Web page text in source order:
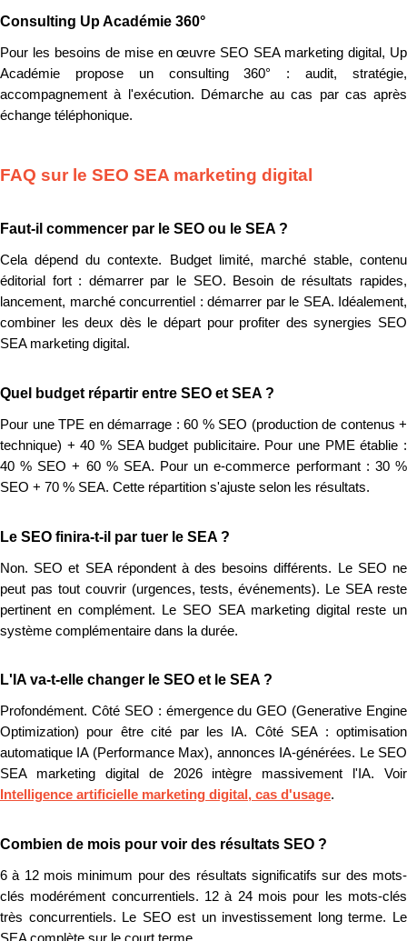
Consulting Up Académie 360°
Pour les besoins de mise en œuvre SEO SEA marketing digital, Up
Académie propose un consulting 360° : audit, stratégie,
accompagnement à l'exécution. Démarche au cas par cas après
échange téléphonique.
FAQ sur le SEO SEA marketing digital
Faut-il commencer par le SEO ou le SEA ?
Cela dépend du contexte. Budget limité, marché stable, contenu
éditorial fort : démarrer par le SEO. Besoin de résultats rapides,
lancement, marché concurrentiel : démarrer par le SEA. Idéalement,
combiner les deux dès le départ pour profiter des synergies SEO
SEA marketing digital.
Quel budget répartir entre SEO et SEA ?
Pour une TPE en démarrage : 60 % SEO (production de contenus +
technique) + 40 % SEA budget publicitaire. Pour une PME établie :
40 % SEO + 60 % SEA. Pour un e-commerce performant : 30 %
SEO + 70 % SEA. Cette répartition s'ajuste selon les résultats.
Le SEO finira-t-il par tuer le SEA ?
Non. SEO et SEA répondent à des besoins différents. Le SEO ne
peut pas tout couvrir (urgences, tests, événements). Le SEA reste
pertinent en complément. Le SEO SEA marketing digital reste un
système complémentaire dans la durée.
L'IA va-t-elle changer le SEO et le SEA ?
Profondément. Côté SEO : émergence du GEO (Generative Engine
Optimization) pour être cité par les IA. Côté SEA : optimisation
automatique IA (Performance Max), annonces IA-générées. Le SEO
SEA marketing digital de 2026 intègre massivement l'IA. Voir
Intelligence artificielle marketing digital, cas d'usage.
Combien de mois pour voir des résultats SEO ?
6 à 12 mois minimum pour des résultats significatifs sur des mots-
clés modérément concurrentiels. 12 à 24 mois pour les mots-clés
très concurrentiels. Le SEO est un investissement long terme. Le